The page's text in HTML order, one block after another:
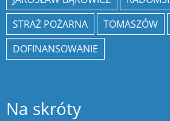
STRAŻ POŻARNA
TOMASZÓW
DOFINANSOWANIE
Na skróty